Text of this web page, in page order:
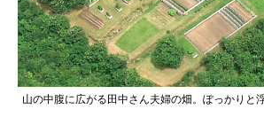
山の中腹に広がる田中さん夫婦の畑。ぽっかりと